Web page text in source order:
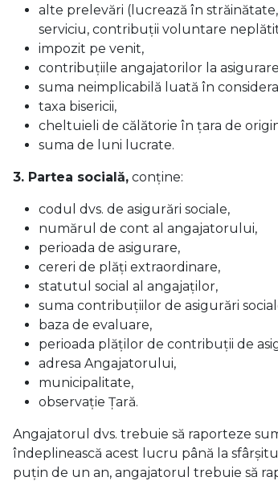
alte prelevări (lucrează în
serviciu, contribuții voluntare
impozit pe venit,
contribuțiile angajatorilor la
suma neimplicabilă luată în
taxa bisericii,
cheltuieli de călătorie în țara de
suma de luni lucrate.
3. Partea socială, conține:
codul dvs. de asigurări sociale,
numărul de cont al angajatorului,
perioada de asigurare,
cereri de plăți extraordinare,
statutul social al angajaților,
suma contribuțiilor de asigurări
baza de evaluare,
perioada plăților de contribuții de
adresa Angajatorului,
municipalitate,
observație Țară.
Angajatorul dvs. trebuie să raporteze
îndeplinească acest lucru până la
puțin de un an, angajatorul trebuie să